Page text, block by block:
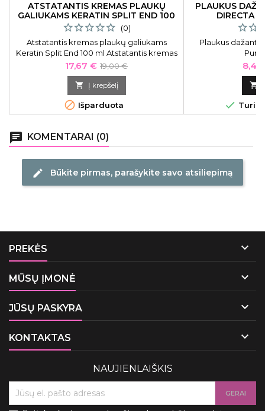
ATSTATANTIS KREMAS PLAUKŲ
GALIUKAMS KERATIN SPLIT END 100
ML
(0)
Atstatantis kremas plaukų galiukams
Keratin Split End 100 ml Atstatantis kremas
plaukų galiukams su keratinu Inebrya Ice
Cream Keratin Restructuring Split Ends
Treatment ICE26316, intensyviai
drėkinantis.
Kaina
17,67 € Bazinė
kaina
19,00 €
 Į krepšelį
 Išparduota
PLAUKUS
DIRECTA
Plaukus dažanti


chat KOMENTARAI (0)
edit Būkite pirmas, parašykite savo atsiliepimą
PREKĖS 
MŪSŲ ĮMONĖ 
JŪSŲ PASKYRA 
KONTAKTAS 
NAUJIENLAIŠKIS